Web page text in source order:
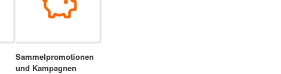
Sammelpromotionen
und Kampagnen